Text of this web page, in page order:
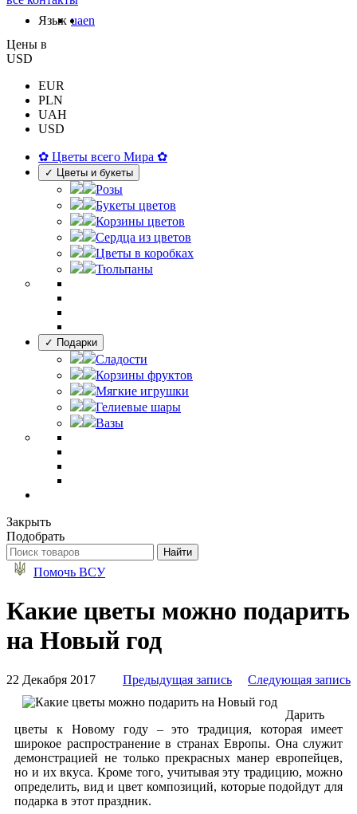
Язык uaen
Цены в
USD
EUR
PLN
UAH
USD
✿ Цветы всего Мира ✿
✓ Цветы и букеты
Розы
Букеты цветов
Корзины цветов
Сердца из цветов
Цветы в коробках
Тюльпаны
✓ Подарки
Сладости
Корзины фруктов
Мягкие игрушки
Гелиевые шары
Вазы
Закрыть
Подобрать
Помочь ВСУ
Какие цветы можно подарить
на Новый год
Предыдущая запись Следующая запись
22 Декабря 2017
Дарить
цветы к Новому году – это традиция, которая имеет
широкое распространение в странах Европы. Она служит
демонстрацией не только прекрасных манер европейцев,
но и их вкуса. Кроме того, учитывая эту традицию, можно
определить, вид и цвет композиций, которые подойдут для
подарка в этот праздник.